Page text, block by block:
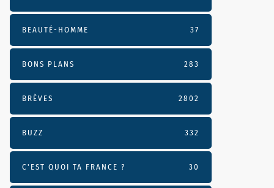
BEAUTÉ-HOMME 37
BONS PLANS 283
BRÈVES 2802
BUZZ 332
C'EST QUOI TA FRANCE ? 30